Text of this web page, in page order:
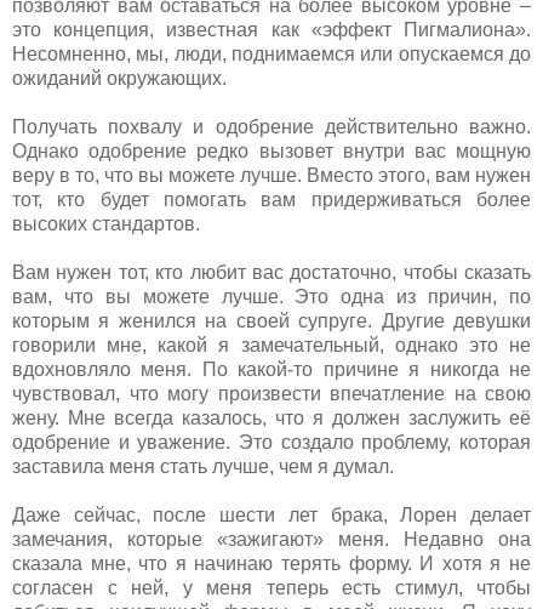
позволяют вам оставаться на более высоком уровне –
это концепция, известная как «эффект Пигмалиона».
Несомненно, мы, люди, поднимаемся или опускаемся до
ожиданий окружающих.
Получать похвалу и одобрение действительно важно.
Однако одобрение редко вызовет внутри вас мощную
веру в то, что вы можете лучше. Вместо этого, вам нужен
тот, кто будет помогать вам придерживаться более
высоких стандартов.
Вам нужен тот, кто любит вас достаточно, чтобы сказать
вам, что вы можете лучше. Это одна из причин, по
которым я женился на своей супруге. Другие девушки
говорили мне, какой я замечательный, однако это не
вдохновляло меня. По какой-то причине я никогда не
чувствовал, что могу произвести впечатление на свою
жену. Мне всегда казалось, что я должен заслужить её
одобрение и уважение. Это создало проблему, которая
заставила меня стать лучше, чем я думал.
Даже сейчас, после шести лет брака, Лорен делает
замечания, которые «зажигают» меня. Недавно она
сказала мне, что я начинаю терять форму. И хотя я не
согласен с ней, у меня теперь есть стимул, чтобы